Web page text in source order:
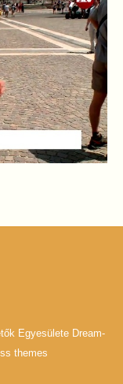
Egyesülete Dream-
themes